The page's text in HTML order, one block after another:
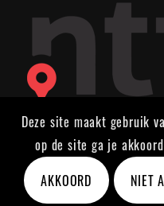
© Copyright - ATB Dokkum
Deze site maakt gebruik
op de site ga je
AKKOORD
NIET